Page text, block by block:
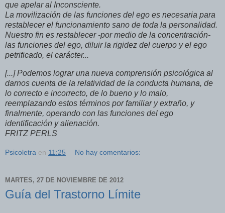
que apelar al Inconsciente.
La movilización de las funciones del ego es necesaria para
restablecer el funcionamiento sano de toda la personalidad.
Nuestro fin es restablecer -por medio de la concentración-
las funciones del ego, diluir la rigidez del cuerpo y el ego
petrificado, el carácter...
[...] Podemos lograr una nueva comprensión psicológica al
darnos cuenta de la relatividad de la conducta humana, de
lo correcto e incorrecto, de lo bueno y lo malo,
reemplazando estos términos por familiar y extraño, y
finalmente, operando con las funciones del ego
identificación y alienación.
FRITZ PERLS
Psicoletra en 11:25 No hay comentarios:
MARTES, 27 DE NOVIEMBRE DE 2012
Guía del Trastorno Límite